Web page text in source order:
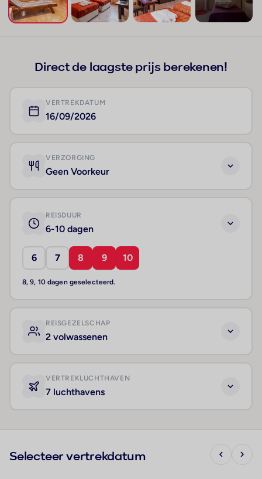
Direct de laagste prijs berekenen!
VERTREKDATUM
16/09/2026
VERZORGING
Geen Voorkeur
REISDUUR
6-10 dagen
6 7 8 9 10
8, 9, 10 dagen geselecteerd.
REISGEZELSCHAP
2 volwassenen
VERTREKLUCHTHAVEN
7 luchthavens
Selecteer vertrekdatum